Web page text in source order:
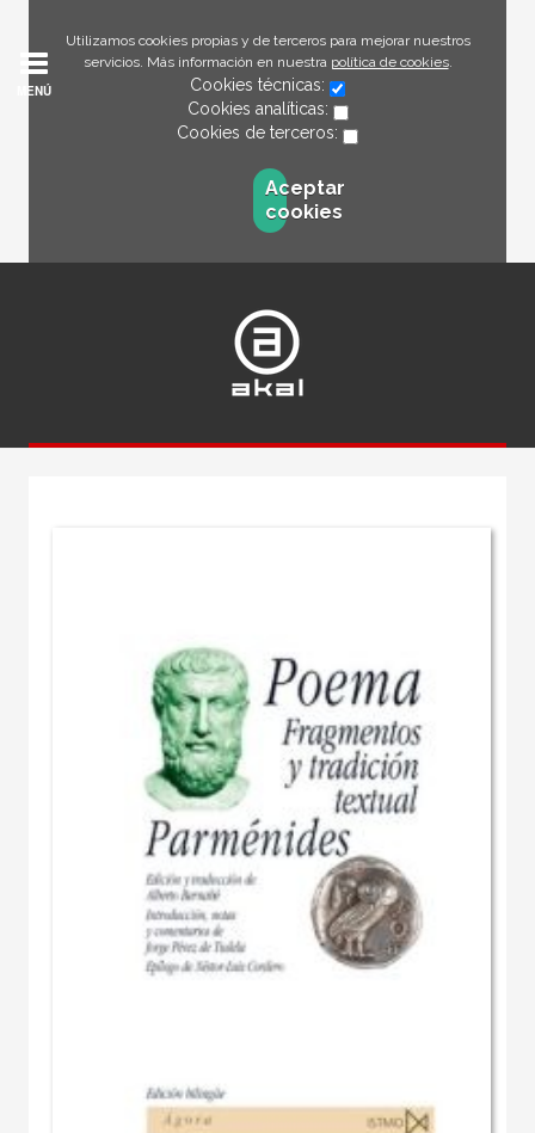
Utilizamos cookies propias y de terceros para mejorar nuestros
servicios. Más información en nuestra política de cookies.
Cookies técnicas:
Cookies analíticas:
Cookies de terceros:
Aceptar
cookies
MENÚ